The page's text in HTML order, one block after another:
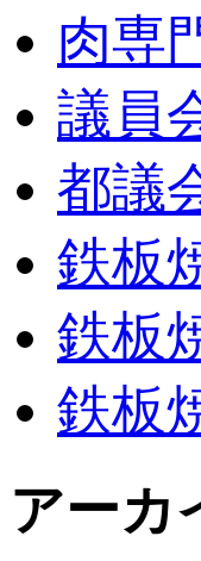
肉専
議員
都議
鉄板
鉄板
鉄板
アーカ